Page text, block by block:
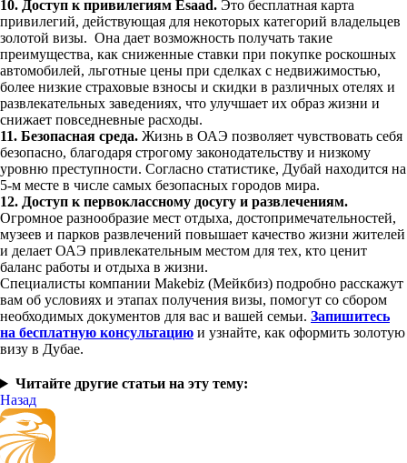
10. Доступ к привилегиям Esaad. Это бесплатная карта
привилегий, действующая для некоторых категорий владельцев
золотой визы. Она дает возможность получать такие
преимущества, как сниженные ставки при покупке роскошных
автомобилей, льготные цены при сделках с недвижимостью,
более низкие страховые взносы и скидки в различных отелях и
развлекательных заведениях, что улучшает их образ жизни и
снижает повседневные расходы.
11. Безопасная среда. Жизнь в ОАЭ позволяет чувствовать себя
безопасно, благодаря строгому законодательству и низкому
уровню преступности. Согласно статистике, Дубай находится на
5-м месте в числе самых безопасных городов мира.
12. Доступ к первоклассному досугу и развлечениям.
Огромное разнообразие мест отдыха, достопримечательностей,
музеев и парков развлечений повышает качество жизни жителей
и делает ОАЭ привлекательным местом для тех, кто ценит
баланс работы и отдыха в жизни.
Специалисты компании Makebiz (Мейкбиз) подробно расскажут
вам об условиях и этапах получения визы, помогут со сбором
необходимых документов для вас и вашей семьи. Запишитесь
на бесплатную консультацию и узнайте, как оформить золотую
визу в Дубае.
Читайте другие статьи на эту тему:
Назад